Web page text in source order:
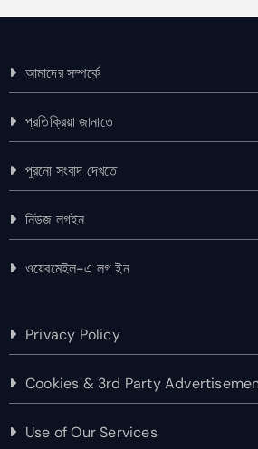
আমাদের সম্পর্কে
প্রতিক্রিয়া জানাতে
পুরনো সংবাদ দেখতে
নিউজ লগইন
ওয়েবমেইল-এ লগ ইন
Privacy Policy
Cookies & 3rd Party
Use of Our Services